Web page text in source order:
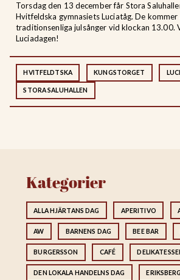
Torsdag den 13 december får Stora
Hvitfeldska gymnasiets Luciatåg. De
traditionsenliga julsånger vid klockan 13.00.
Luciadagen!
HVITFELDTSKA KUNGSTORGET
STORA SALUHALLEN
Kategorier
ALLA HJÄRTANS DAG APERITIVO
AW BARNENS DAG BEE BAR
BURGERSSON CAFÉ
DEN LOKALA HANDELNS DAG ERIKSBERG